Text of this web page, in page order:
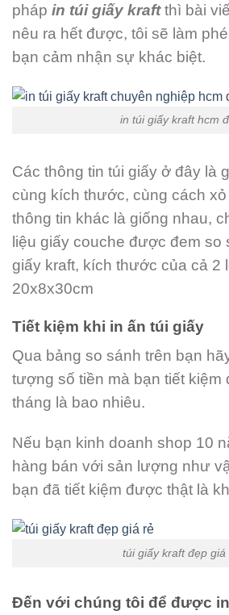
pháp in túi giấy kraftthì bài
nêu ra hết được, tôi sẽ làm
bạn cảm nhận sự khác biệt.
in túi giấy kraft hcm
Các thông tin túi giấy ở đây là
cùng kích thước, cùng cách
thông tin khác là giống nhau,
liệu giấy couche được đem so
giấy kraft, kích thước của cả 2
20x8x30cm
Tiết kiệm khi in ấn túi giấy
Qua bảng so sánh trên bạn
tượng số tiền mà bạn tiết kiệm
tháng là bao nhiêu.
Nếu bạn kinh doanh shop 10
hàng bán với sản lượng như
bạn đã tiết kiệm được thật là
túi giấy kraft đẹp giá
Đến với chúng tôi để được